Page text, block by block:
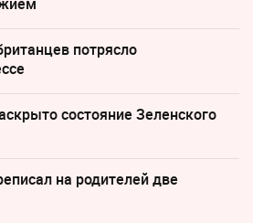
потрясло
состояние Зеленского
на родителей две